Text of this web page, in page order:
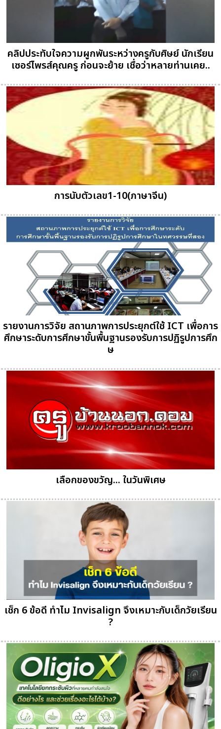
คลิปประทับใจความผูกพันระหว่างครูกับศิษย์ นักเรียน
เซอร์ไพรส์คุณครู ก่อนจะย้าย เชื่อว่าหลายท่านเคย..
การนับตัวเลข1-10(ภาษาจีน)
รายงานการวิจัย สถานภาพการประยุกต์ใช้ ICT เพื่อการ
ศึกษาระดับการศึกษาขั้นพื้นฐานรองรับการปฏิรูปการศึก
ษ
เลือกของขวัญ... ในวันพิเศษ
เช็ก 6 ข้อดี ทำไม Invisalign จึงเหมาะกับเด็กวัยเรียน
?